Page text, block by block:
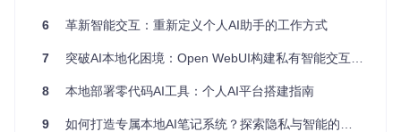
op，它包含所有必要的容器化组件。
5分钟快速启动：基础版部署流程
如果你是初次尝试或需要快速验证功能，基础版部署方案最适
6 革新智能交互：重新定义个人AI助手的工作方式
7 突破AI本地化困境：Open WebUI构建私有智能交互平台的完整方案
8 本地部署零代码AI工具：个人AI平台搭建指南
9 如何打造专属本地AI笔记系统？探索隐私与智能的平衡之道